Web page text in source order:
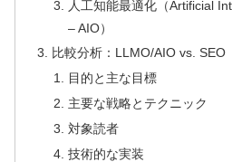
人工知能最適化（Artificial
– AIO）
比較分析：LLMO/AIO vs. SEO
目的と主な目標
主要な戦略とテクニック
対象読者
技術的な実装